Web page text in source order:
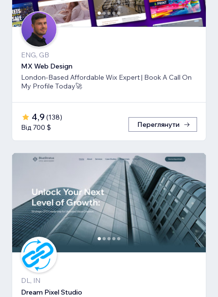
ENG, GB
MX Web Design
London-Based Affordable Wix Expert | Book A Call On
My Profile Today🚀
4,9 (138)
Від 700 $
Переглянути
DL, IN
Dream Pixel Studio